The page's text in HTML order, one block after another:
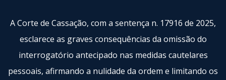
A Corte de Cassação, com a sentença n. 17916 de 2025,
esclarece as graves consequências da omissão do
interrogatório antecipado nas medidas cautelares
pessoais, afirmando a nulidade da ordem e limitando os